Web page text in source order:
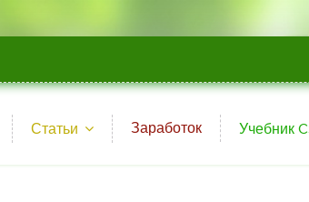
Статьи Заработок Учебник